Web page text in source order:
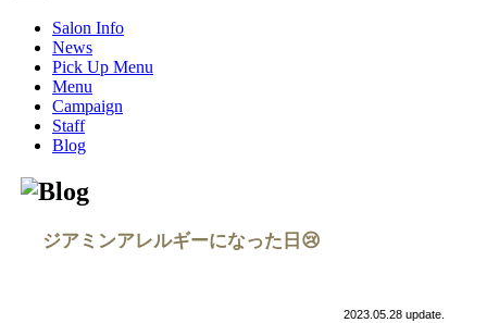
Salon Info
News
Pick Up Menu
Menu
Campaign
Staff
Blog
ジアミンアレルギーになった日😢
2023.05.28 update.